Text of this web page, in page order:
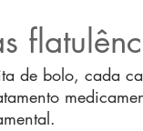
de bolo, cada